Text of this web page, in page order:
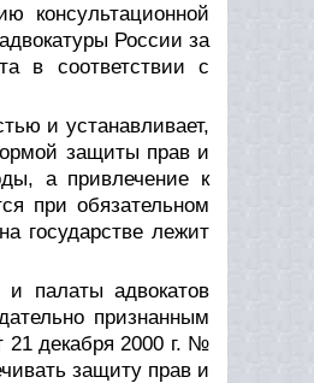
консультационной
России за
в соответствии с
и устанавливает,
защиты прав и
а привлечение к
при обязательном
государстве лежит
палаты адвокатов
признанным
21 декабря 2000 г. №
защиту прав и